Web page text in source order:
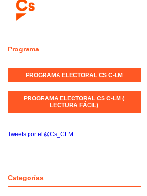
Programa
PROGRAMA ELECTORAL CS C-LM
PROGRAMA ELECTORAL CS C-LM (
LECTURA FÁCIL)
Tweets por el @Cs_CLM.
Categorías